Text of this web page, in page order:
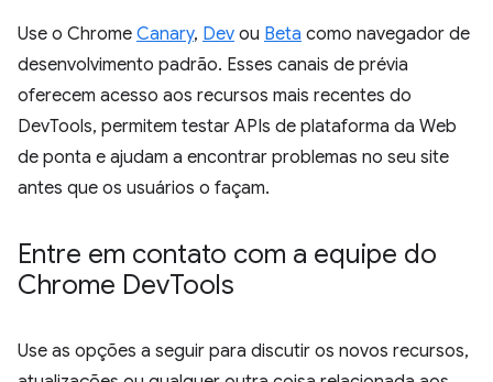
Use o Chrome Canary, Dev ou Beta como navegador de
desenvolvimento padrão. Esses canais de prévia
oferecem acesso aos recursos mais recentes do
DevTools, permitem testar APIs de plataforma da Web
de ponta e ajudam a encontrar problemas no seu site
antes que os usuários o façam.
Entre em contato com a equipe do
Chrome DevTools
Use as opções a seguir para discutir os novos recursos,